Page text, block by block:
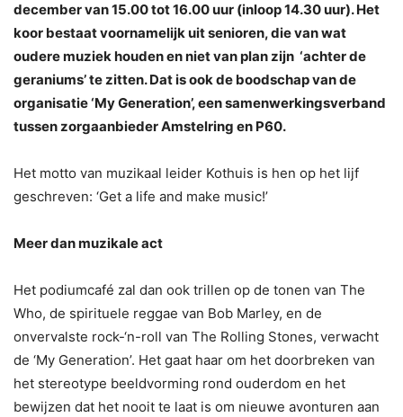
december van 15.00 tot 16.00 uur (inloop 14.30 uur). Het
koor bestaat voornamelijk uit senioren, die van wat
oudere muziek houden en niet van plan zijn ‘achter de
geraniums’ te zitten. Dat is ook de boodschap van de
organisatie ‘My Generation’, een samenwerkingsverband
tussen zorgaanbieder Amstelring en P60.
Het motto van muzikaal leider Kothuis is hen op het lijf
geschreven: ‘Get a life and make music!’
Meer dan muzikale act
Het podiumcafé zal dan ook trillen op de tonen van The
Who, de spirituele reggae van Bob Marley, en de
onvervalste rock-‘n-roll van The Rolling Stones, verwacht
de ‘My Generation’. Het gaat haar om het doorbreken van
het stereotype beeldvorming rond ouderdom en het
bewijzen dat het nooit te laat is om nieuwe avonturen aan